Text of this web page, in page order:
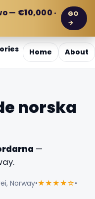
— €10,000 ·
GO
→
Home About
norska
—
Norway•★★★★☆•